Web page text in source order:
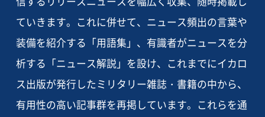
ていきます。これに併せて、ニュース頻出の言葉や
装備を紹介する「用語集」、有識者がニュースを分
析する「ニュース解説」を設け、これまでにイカロ
ス出版が発行したミリタリー雑誌・書籍の中から、
有用性の高い記事群を再掲しています。これらを通